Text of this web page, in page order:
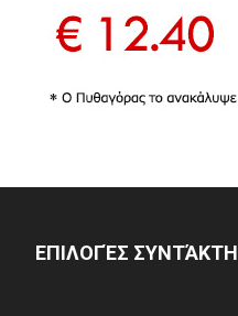
ΕΠΙΛΟΓΈΣ ΣΥΝΤΆΚΤΗ